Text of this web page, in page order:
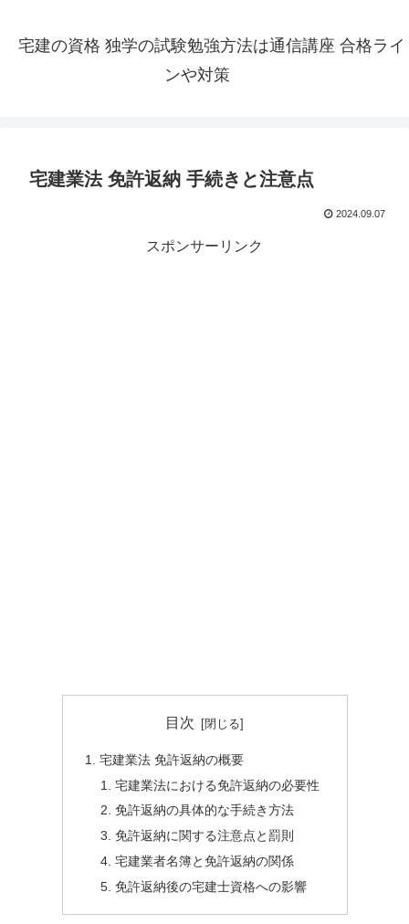
宅建の資格 独学の試験勉強方法は通信講座 合格ライ
ンや対策
宅建業法 免許返納 手続きと注意点
2024.09.07
スポンサーリンク
目次
宅建業法 免許返納の概要
宅建業法における免許返納の必要性
免許返納の具体的な手続き方法
免許返納に関する注意点と罰則
宅建業者名簿と免許返納の関係
免許返納後の宅建士資格への影響